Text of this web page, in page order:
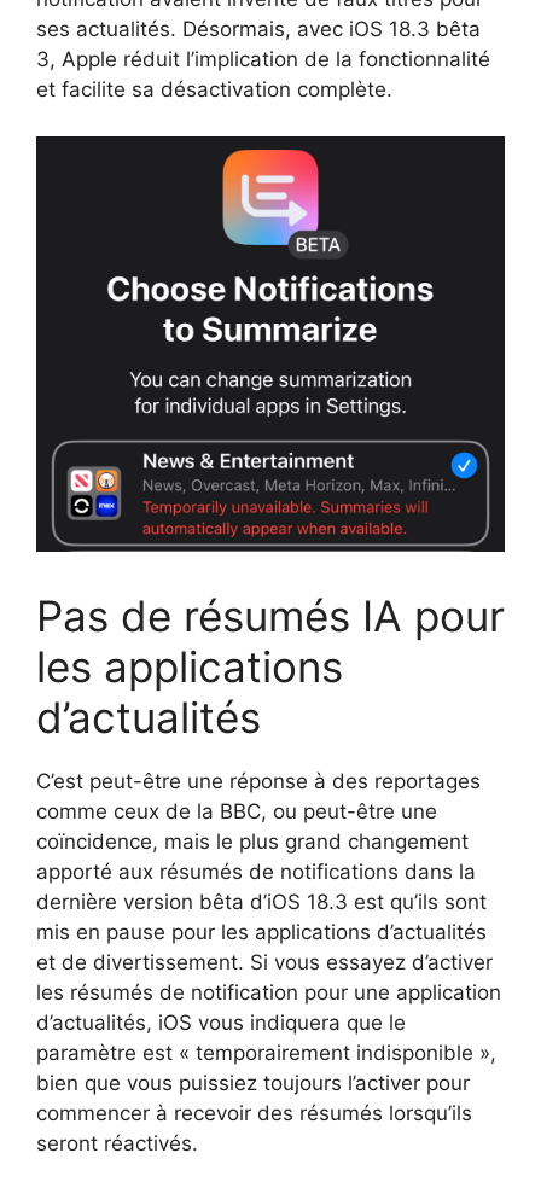
ses actualités. Désormais, avec iOS 18.3 bêta
3, Apple réduit l’implication de la fonctionnalité
et facilite sa désactivation complète.
Pas de résumés IA pour
les applications
d’actualités
C’est peut-être une réponse à des reportages
comme ceux de la BBC, ou peut-être une
coïncidence, mais le plus grand changement
apporté aux résumés de notifications dans la
dernière version bêta d’iOS 18.3 est qu’ils sont
mis en pause pour les applications d’actualités
et de divertissement. Si vous essayez d’activer
les résumés de notification pour une application
d’actualités, iOS vous indiquera que le
paramètre est « temporairement indisponible »,
bien que vous puissiez toujours l’activer pour
commencer à recevoir des résumés lorsqu’ils
seront réactivés.